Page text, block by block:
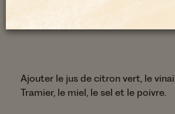
Ajouter le jus de citron vert, le
Tramier, le miel, le sel et le poivre.